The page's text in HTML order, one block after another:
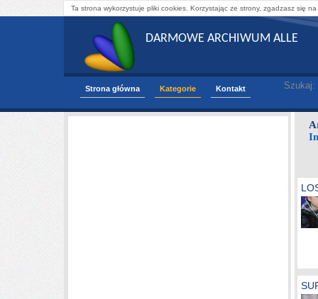
Ta strona wykorzystuje pliki cookies. Korzystając ze strony, zgadzasz się
DARMOWE ARCHIWUM ALLE
Strona główna Kategorie Kontakt Szukaj: